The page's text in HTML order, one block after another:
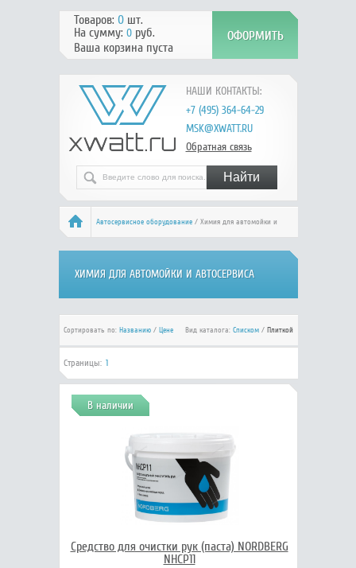
НАШИ КОНТАКТЫ:
+7 (495) 364-64-29
MSK@XWATT.RU
Обратная связь
Товаров: 0шт.
На сумму: 0руб.
Ваша корзина пуста
Автосервисное оборудование/ Химия для автомойки и
автосервиса
ХИМИЯ ДЛЯ АВТОМОЙКИ И АВТОСЕРВИСА
Сортировать по: Названию/ Цене Вид каталога: Списком/ Плиткой
Страницы: 1
В наличии
Средство для очистки рук (паста) NORDBERG
NHCP11